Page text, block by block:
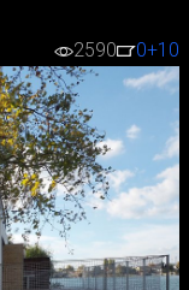
2590 0+10